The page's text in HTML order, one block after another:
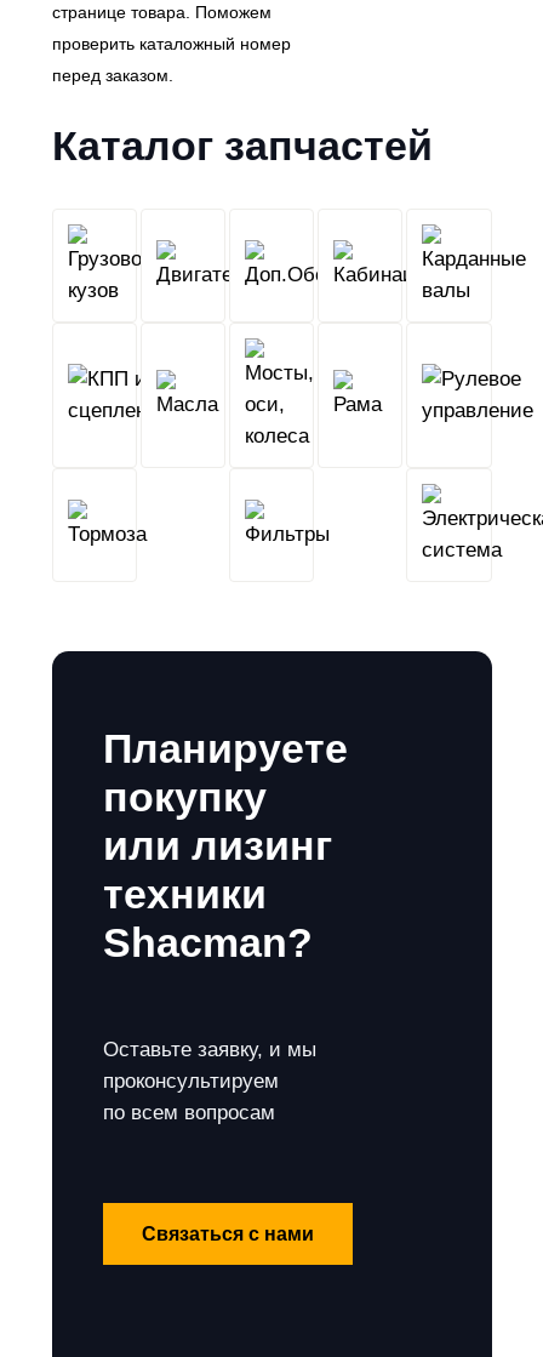
странице товара. Поможем
проверить каталожный номер
перед заказом.
Каталог запчастей
Грузовой
кузов
Двигатель Кабина
КПП
и
сцепление
Масла
оси,
Рама
Тормоза Фильтры
Планируете
покупку
или лизинг
техники
Shacman?
Оставьте заявку, и мы
проконсультируем
по всем вопросам
Связаться с нами